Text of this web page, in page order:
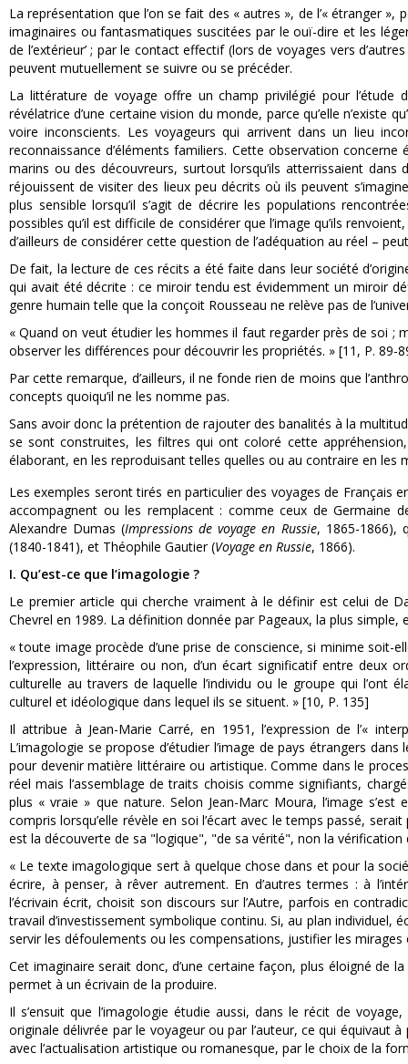
La représentation que l’on se fait des « autres », de l’« étranger
imaginaires ou fantasmatiques suscitées par le ouï-dire et les
de l’extérieur’ ; par le contact effectif (lors de voyages vers
peuvent mutuellement se suivre ou se précéder.
La littérature de voyage offre un champ privilégié pour
révélatrice d’une certaine vision du monde, parce qu’elle n’existe
voire inconscients. Les voyageurs qui arrivent dans un lieu
reconnaissance d’éléments familiers. Cette observation
marins ou des découvreurs, surtout lorsqu’ils atterrissaient
réjouissent de visiter des lieux peu décrits où ils peuvent
plus sensible lorsqu’il s’agit de décrire les populations
possibles qu’il est difficile de considérer que l’image qu’ils
d’ailleurs de considérer cette question de l’adéquation au réel –
De fait, la lecture de ces récits a été faite dans leur société
qui avait été décrite : ce miroir tendu est évidemment un miroir
genre humain telle que la conçoit Rousseau ne relève pas de
« Quand on veut étudier les hommes il faut regarder près de soi ;
observer les différences pour découvrir les propriétés. » [11, P. 89-
Par cette remarque, d’ailleurs, il ne fonde rien de moins que
concepts quoiqu’il ne les nomme pas.
Sans avoir donc la prétention de rajouter des banalités à la
se sont construites, les filtres qui ont coloré cette
élaborant, en les reproduisant telles quelles ou au contraire en les
Les exemples seront tirés en particulier des voyages de Français
accompagnent ou les remplacent : comme ceux de Germaine
Alexandre Dumas (Impressions de voyage en Russie, 1865-1866),
(1840-1841), et Théophile Gautier (Voyage en Russie, 1866).
I. Qu’est-ce que l’imagologie ?
Le premier article qui cherche vraiment à le définir est celui de
Chevrel en 1989. La définition donnée par Pageaux, la plus
« toute image procède d’une prise de conscience, si minime soit-
l’expression, littéraire ou non, d’un écart significatif entre deux
culturelle au travers de laquelle l’individu ou le groupe qui l’ont
culturel et idéologique dans lequel ils se situent. » [10, P. 135]
Il attribue à Jean-Marie Carré, en 1951, l’expression de l’«
L’imagologie se propose d’étudier l’image de pays étrangers
pour devenir matière littéraire ou artistique. Comme dans le
réel mais l’assemblage de traits choisis comme signifiants,
plus « vraie » que nature. Selon Jean-Marc Moura, l’image
compris lorsqu’elle révèle en soi l’écart avec le temps passé,
est la découverte de sa "logique", "de sa vérité", non la
« Le texte imagologique sert à quelque chose dans et pour la
écrire, à penser, à rêver autrement. En d’autres termes : à
l’écrivain écrit, choisit son discours sur l’Autre, parfois en
travail d’investissement symbolique continu. Si, au plan individuel,
servir les défoulements ou les compensations, justifier les mirages
Cet imaginaire serait donc, d’une certaine façon, plus éloigné de
permet à un écrivain de la produire.
Il s’ensuit que l’imagologie étudie aussi, dans le récit de
originale délivrée par le voyageur ou par l’auteur, ce qui équivaut
avec l’actualisation artistique ou romanesque, par le choix de la